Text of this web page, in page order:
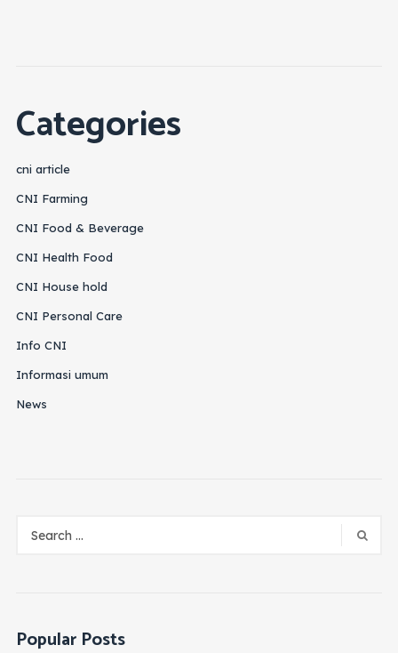
Categories
cni article
CNI Farming
CNI Food & Beverage
CNI Health Food
CNI House hold
CNI Personal Care
Info CNI
Informasi umum
News
Popular Posts